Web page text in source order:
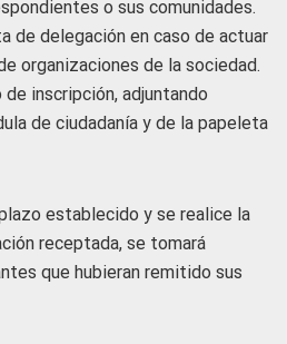
o sus comunidades.
de delegación en caso de actuar
organizaciones de la sociedad.
inscripción, adjuntando
de ciudadanía y de la papeleta
establecido y se realice la
receptada, se tomará
que hubieran remitido sus